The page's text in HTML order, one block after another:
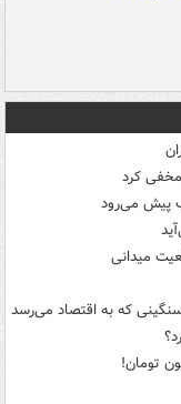
کرد
پیش می‌رود
میدانی
که به اقتصاد می‌رسد